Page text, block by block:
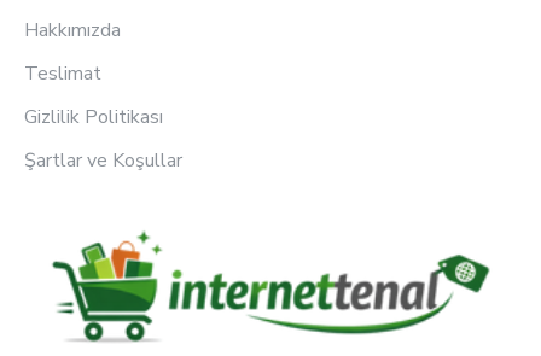
Hakkımızda
Teslimat
Gizlilik Politikası
Şartlar ve Koşullar